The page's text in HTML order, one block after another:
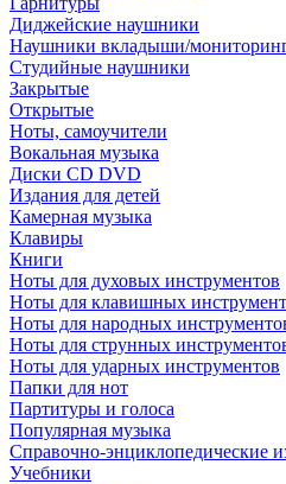
Диджейские наушники
Наушники вкладыши/
Студийные наушники
Закрытые
Открытые
Ноты, самоучители
Вокальная музыка
Диски CD DVD
Издания для детей
Камерная музыка
Клавиры
Книги
Ноты для духовых инструментов
Ноты для клавишных
Ноты для народных
Ноты для струнных
Ноты для ударных инструментов
Папки для нот
Партитуры и голоса
Популярная музыка
Справочно-энциклопедические
Учебники